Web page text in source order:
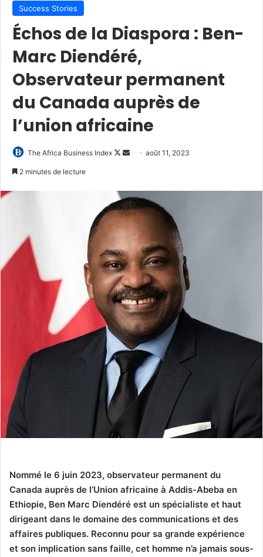
Success Stories
Échos de la Diaspora : Ben-
Marc Diendéré,
Observateur permanent
du Canada auprès de
l’union africaine
The Africa Business Index
Follow
Envoyeraoût 11, 2023
2 minutes de lecture
Nommé le 6 juin 2023, observateur permanent du
Canada auprès de l’Union africaine à Addis-Abeba en
Ethiopie, Ben Marc Diendéré est un spécialiste et haut
dirigeant dans le domaine des communications et des
affaires publiques. Reconnu pour sa grande expérience
et son implication sans faille, cet homme n’a jamais sous-